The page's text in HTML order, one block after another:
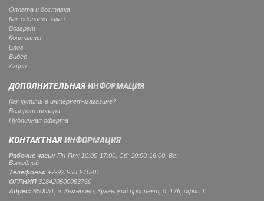
Оплата и доставка
Как сделать заказ
Возврат
Контакты
Блог
Видео
Акции
ДОПОЛНИТЕЛЬНАЯИНФОРМАЦИЯ
Как купить в интернет-магазине?
Возврат товара
Публичная оферта
КОНТАКТНАЯИНФОРМАЦИЯ
Рабочие часы: Пн-Пт: 10:00-17:00, Сб: 10:00-16:00, Вс:
Выходной
Телефоны: +7-923-533-10-01
ОГРНИП 318420500053760
Адрес: 650051, г. Кемерово, Кузнецкий проспект, д. 176, офис 1